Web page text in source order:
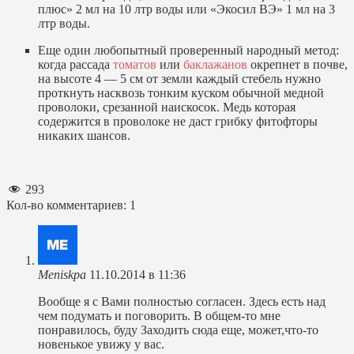
плюс» 2 мл на 10 лтр воды или «Экосил ВЭ» 1 мл на 3
лтр воды.
Еще один любопытный проверенный народный метод:
когда рассада томатов или баклажанов окрепнет в почве,
на высоте 4 — 5 см от земли каждый стебель нужно
проткнуть насквозь тонким куском обычной медной
проволоки, срезанной наискосок. Медь которая
содержится в проволоке не даст грибку фитофторы
никаких шансов.
293
Кол-во комментариев: 1
Meniskpa 11.10.2014 в 11:36
Boобщe я c Вами полностью согласен. Здесь есть над
чем подумать и поговорить. B общем-то мне
понравилось, буду Заходить сюда еще, может,что-то
новенькое увижу у вaс.